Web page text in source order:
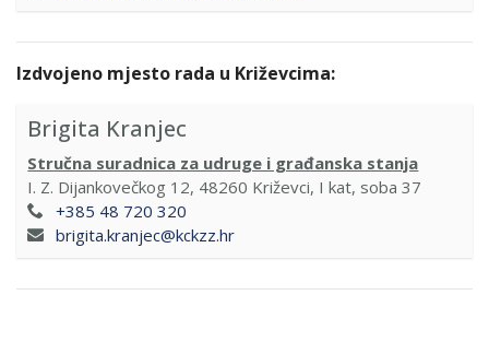
Izdvojeno mjesto rada u Križevcima:
Brigita Kranjec
Stručna suradnica za udruge i građanska stanja
I. Z. Dijankovečkog 12, 48260 Križevci, I kat, soba 37
+385 48 720 320
brigita.kranjec@kckzz.hr